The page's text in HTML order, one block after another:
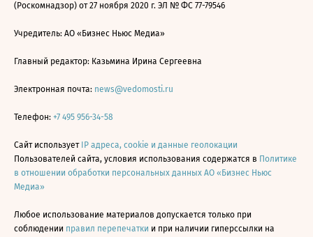
(Роскомнадзор) от 27 ноября 2020 г. ЭЛ № ФС 77-79546
Учредитель: АО «Бизнес Ньюс Медиа»
Главный редактор: Казьмина Ирина Сергеевна
Электронная почта: news@vedomosti.ru
Телефон: +7 495 956-34-58
Сайт использует IP адреса, cookie и данные геолокации
Пользователей сайта, условия использования содержатся в Политике
в отношении обработки персональных данных АО «Бизнес Ньюс
Медиа»
Любое использование материалов допускается только при
соблюдении правил перепечатки и при наличии гиперссылки на